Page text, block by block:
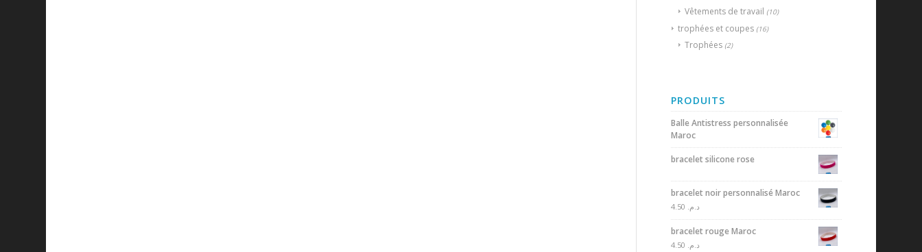
Vêtements de travail (10)
trophées et coupes (16)
Trophées (2)
PRODUITS
Balle Antistress personnalisée
Maroc
bracelet silicone rose
bracelet noir personnalisé Maroc
د.م.
bracelet rouge Maroc
د.م.